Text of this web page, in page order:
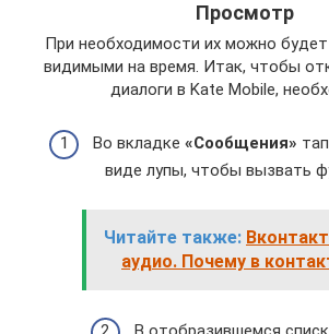
Просмотр
При необходимости их можно
видимыми на время. Итак, чтобы
диалоги в Kate Mobile,
Во вкладке «Сообщения»
виде лупы, чтобы вызвать
Читайте также:
аудио. Почему в